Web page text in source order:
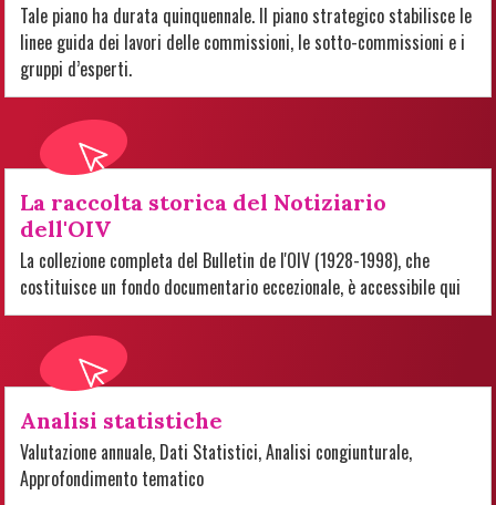
Tale piano ha durata quinquennale. Il piano strategico stabilisce le
linee guida dei lavori delle commissioni, le sotto-commissioni e i
gruppi d’esperti.
La raccolta storica del Notiziario
dell'OIV
La collezione completa del Bulletin de l'OIV (1928-1998), che
costituisce un fondo documentario eccezionale, è accessibile qui
Analisi statistiche
Valutazione annuale, Dati Statistici, Analisi congiunturale,
Approfondimento tematico